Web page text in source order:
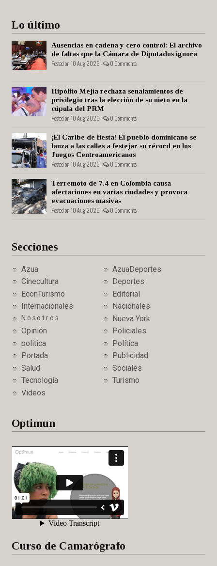
Lo último
Ausencias en cadena y cero control: El archivo
de faltas que la Cámara de Diputados ignora
Posted on 10 Aug 2026 - 0 Comments
Hipólito Mejía rechaza señalamientos de
privilegio tras la elección de su nieto en la
cúpula del PRM
Posted on 10 Aug 2026 - 0 Comments
¡El Caribe de fiesta! El pueblo dominicano se
lanza a las calles a festejar su récord en los
Juegos Centroamericanos
Posted on 10 Aug 2026 - 0 Comments
Terremoto de 7.4 en Colombia causa
afectaciones en varias ciudades y provoca
evacuaciones masivas
Posted on 10 Aug 2026 - 0 Comments
Secciones
Azua
AzuaDeportes
Cinecultura
Deportes
EconTurismo
Editorial
Internacionales
Nacionales
Nosotros
Nueva York
Opinión
Policiales
politica
Política
Portada
Publicidad
Salud
Sociales
Tecnología
Turismo
Videos
Optimun
Curso de Camarógrafo